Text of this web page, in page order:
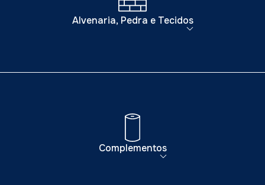
Alvenaria, Pedra e Tecidos
Complementos